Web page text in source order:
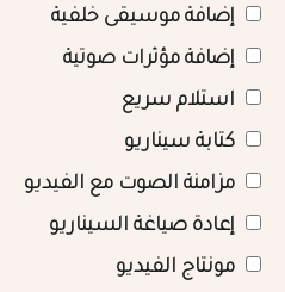
إضافة موسيقى خلفية
إضافة مؤثرات صوتية
استلام سريع
كتابة سيناريو
مزامنة الصوت مع الفيديو
إعادة صياغة السيناريو
مونتاج الفيديو